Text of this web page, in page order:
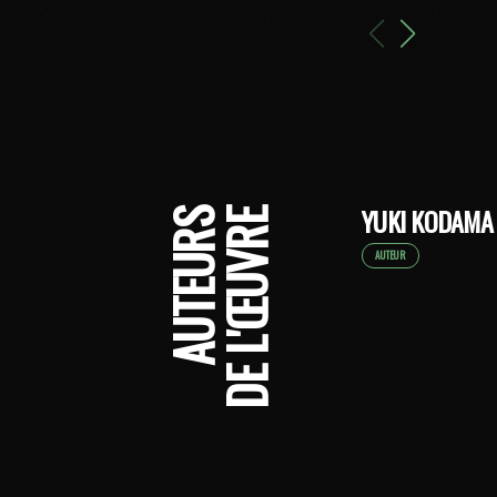
AUTEURSDE L'ŒUVRE YUKI KODAMA
AUTEUR